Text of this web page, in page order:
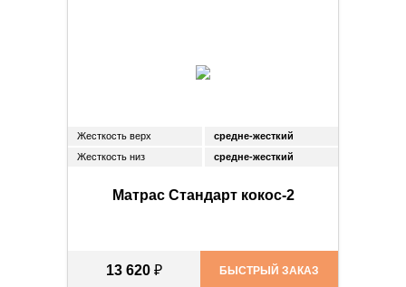
Жесткость верх
средне-жесткий
Жесткость низ
средне-жесткий
Матрас Стандарт кокос-2
13 620 ₽ БЫСТРЫЙ ЗАКАЗ